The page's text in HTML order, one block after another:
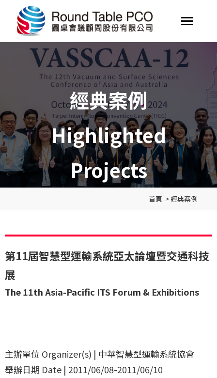
經典案例
Highlighted
Projects
首頁 >經典案例
第11屆智慧型運輸系統亞太論壇暨交通科技
展
The 11th Asia-Pacific ITS Forum & Exhibitions
主辦單位 Organizer(s) | 中華智慧型運輸系統協會
舉辦日期 Date | 2011/06/08-2011/06/10